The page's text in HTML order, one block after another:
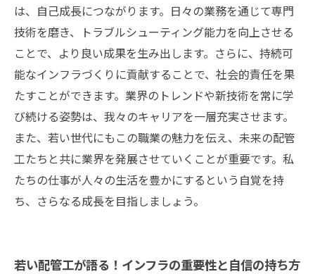
アの次なるステップ
は、自己成長につながります。日々の業務を通じて専門
技術を磨き、トラブルシューティング能力を向上させる
ことで、より良い成果を生み出します。さらに、持続可
能なインフラづくりに貢献することで、社会的責任を果
たすことができます。業界のトレンドや新技術を常に学
び続ける姿勢は、我々のキャリアを一層充実させます。
また、若い世代にもこの職業の魅力を伝え、未来の配管
工たちと共に業界を発展させていくことが重要です。私
たちの仕事が人々の生活を豊かにするという自覚を持
ち、さらなる成長を目指しましょう。
若い配管工が語る！インフラの重要性と自信の持ち方